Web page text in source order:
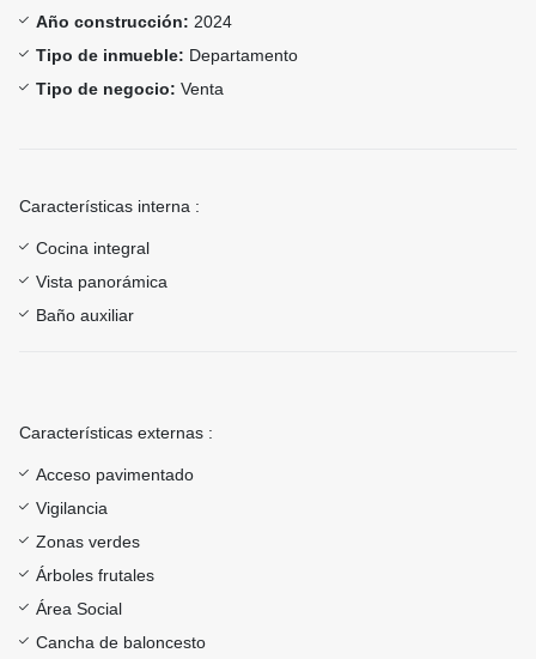
Año construcción: 2024
Tipo de inmueble: Departamento
Tipo de negocio: Venta
Características interna :
Cocina integral
Vista panorámica
Baño auxiliar
Características externas :
Acceso pavimentado
Vigilancia
Zonas verdes
Árboles frutales
Área Social
Cancha de baloncesto